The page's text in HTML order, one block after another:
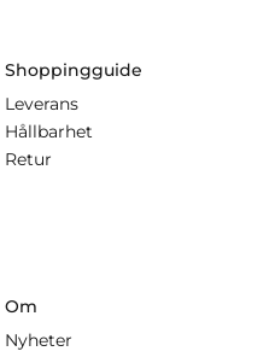
Shoppingguide
Leverans
Hållbarhet
Retur
Om
Nyheter